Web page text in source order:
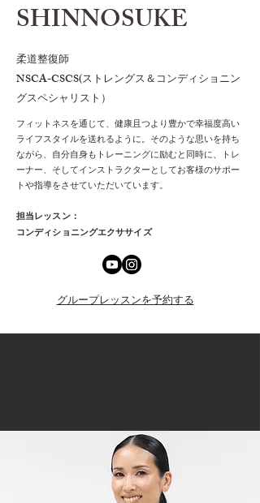
​SHINNOSUKE
柔道整復師
​NSCA-CSCS(ストレングス＆コンディショニン
グスペシャリスト）
フィットネスを通じて、健康且つより豊かで幸福度高い
ライフスタイルを送れるように。そのような思いを持ち
ながら、自分自身もトレーニングに励むと同時に、トレ
ーナー、そしてインストラクターとしてお客様のサポー
トや指導をさせていただいています。
担当レッスン：
コンディショニングエクササイズ
グループレッスンを予約する